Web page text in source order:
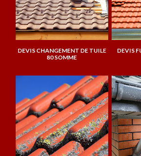
DEVIS CHANGEMENT DE TUILE
80 SOMME
DEVIS